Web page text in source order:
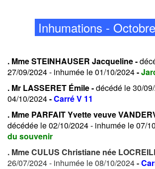
Inhumations -
. Mme STEINHAUSER Jacqueline -
27/09/2024 - inhumée le 01/10/2024-
. Mr LASSERET Émile -décédé le 30/
04/10/2024-Carré V 11
. Mme PARFAIT Yvette veuve
décédée le 02/10/2024 - inhumée le 07/
du souvenir
. Mme CULUS Christiane née
26/07/2024 - inhumée le 08/10/2024-